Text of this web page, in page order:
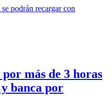
más de 3 horas
banca por